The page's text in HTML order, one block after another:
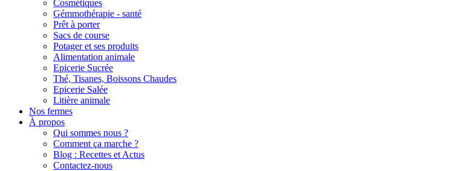
Cosmétiques
Gémmothérapie - santé
Prêt à porter
Sacs de course
Potager et ses produits
Alimentation animale
Epicerie Sucrée
Thé, Tisanes, Boissons Chaudes
Epicerie Salée
Litière animale
Nos fermes
À propos
Qui sommes nous ?
Comment ça marche ?
Blog : Recettes et Actus
Contactez-nous